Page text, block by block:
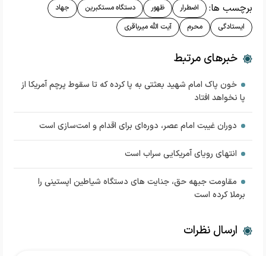
برچسب ها: اضطرار ظهور دستگاه مستکبرین
جهاد
ایستادگی
محرم آیت الله میرباقری
خبرهای مرتبط
خون پاک امام شهید بعثتی به پا کرده که تا سقوط پرچم آمریکا از
پا نخواهد افتاد
دوران غیبت امام عصر، دوره‌ای برای اقدام و امت‌سازی است
انتهای رویای آمریکایی سراب است
مقاومت جبهه حق، جنایت های دستگاه شیاطین اپستینی را
برملا کرده است
ارسال نظرات